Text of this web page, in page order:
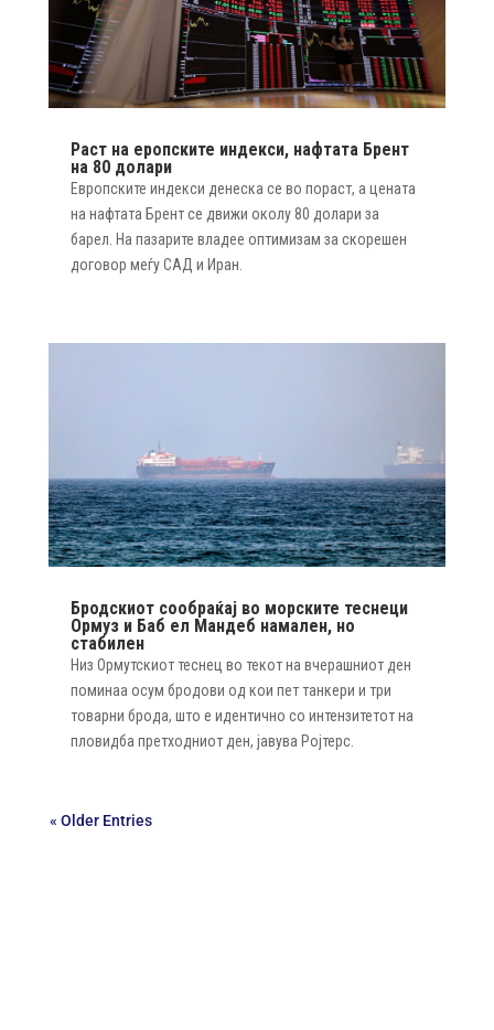
Раст на еропските индекси, нафтата Брент
на 80 долари
Европските индекси денеска се во пораст, а цената
на нафтата Брент се движи околу 80 долари за
барел. На пазарите владее оптимизам за скорешен
договор меѓу САД и Иран.
Бродскиот сообраќај во морските теснеци
Ормуз и Баб ел Мандеб намален, но
стабилен
Низ Ормутскиот теснец во текот на вчерашниот ден
поминаа осум бродови од кои пет танкери и три
товарни брода, што е идентично со интензитетот на
пловидба претходниот ден, јавува Ројтерс.
« Older Entries